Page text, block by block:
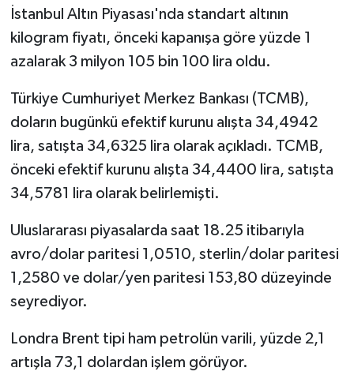
İstanbul Altın Piyasası'nda standart altının
kilogram fiyatı, önceki kapanışa göre yüzde 1
azalarak 3 milyon 105 bin 100 lira oldu.
Türkiye Cumhuriyet Merkez Bankası (TCMB),
doların bugünkü efektif kurunu alışta 34,4942
lira, satışta 34,6325 lira olarak açıkladı. TCMB,
önceki efektif kurunu alışta 34,4400 lira, satışta
34,5781 lira olarak belirlemişti.
Uluslararası piyasalarda saat 18.25 itibarıyla
avro/dolar paritesi 1,0510, sterlin/dolar paritesi
1,2580 ve dolar/yen paritesi 153,80 düzeyinde
seyrediyor.
Londra Brent tipi ham petrolün varili, yüzde 2,1
artışla 73,1 dolardan işlem görüyor.